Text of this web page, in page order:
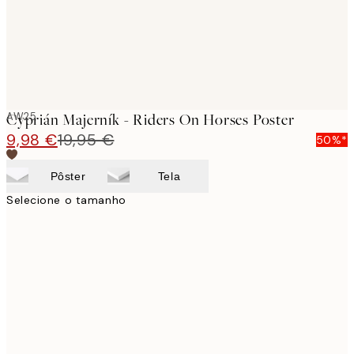
AW25
Cyprián Majerník - Riders On Horses Poster
9,98 €19,95 € 50%*
Pôster Tela
Selecione o tamanho